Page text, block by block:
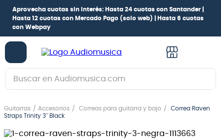
Aprovecha cuotas sin interés: Hasta 24 cuotas con Santander |
Hasta 12 cuotas con Mercado Pago (solo web) |
Hasta 6 cuotas
con Webpay
Buscar en Audiomusica.com
Guitarras Accesorios Correas para guitarra y bajo
Correa Raven
Straps Trinity 3'' Black
1.
guitarra electrica
2.
bajo